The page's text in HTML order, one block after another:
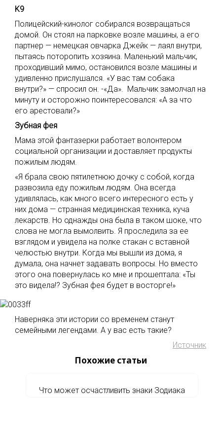
K9
Полицейский-кинолог собирался возвращаться
домой. Он стоял на парковке возле машины, а его
партнер — немецкая овчарка Джейк — лаял внутри,
пытаясь поторопить хозяина. Маленький мальчик,
проходивший мимо, остановился возле машины и
удивленно прислушался. «У вас там собака
внутри?» — спросил он. -«Да». Мальчик замолчал на
минуту и осторожно поинтересовался: «А за что
его арестовали?»
Зубная фея
Мама этой фантазерки работает волонтером
социальной организации и доставляет продукты
пожилым людям.
«Я брала свою пятилетнюю дочку с собой, когда
развозила еду пожилым людям. Она всегда
удивлялась, как много всего интересного есть у
них дома — странная медицинская техника, куча
лекарств. Но однажды она была в таком шоке, что
слова не могла вымолвить. Я проследила за ее
взглядом и увидела на полке стакан с вставной
челюстью внутри. Когда мы вышли из дома, я
думала, она начнет задавать вопросы. Но вмеcто
этого она повернулась ко мне и прошептала: «Ты
это видела!? Зубная фея будет в восторге!»
Наверняка эти истории со временем станут
семейными легендами. А у вас есть такие?
Источник
Похожие статьи
Что может осчастливить знаки Зодиака